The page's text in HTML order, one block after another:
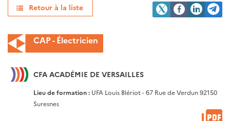
Retour à la liste
CAP - Électricien
CFA ACADÉMIE DE VERSAILLES
Lieu de formation : UFA Louis Blériot - 67 Rue de Verdun 92150
Suresnes